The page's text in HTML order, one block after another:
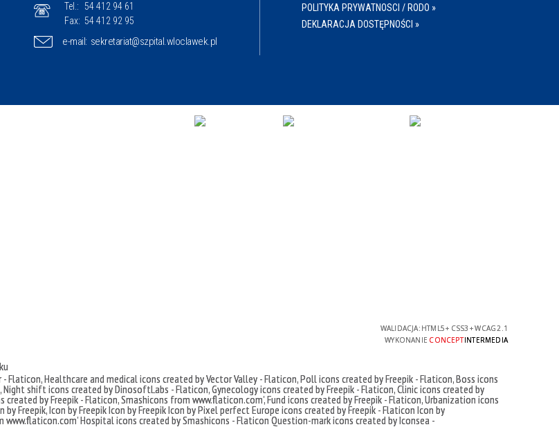
Tel.: 54 412 94 61
Fax: 54 412 92 95
e-mail: sekretariat@szpital.wloclawek.pl
POLITYKA PRYWATNOSCI / RODO »
DEKLARACJA DOSTĘPNOŚCI »
- Flaticon,Healthcare and medical icons created by Vector Valley - Flaticon,Poll icons created by Freepik - Flaticon,Boss icons
,Night shift icons created by DinosoftLabs - Flaticon,Gynecology icons created by Freepik - Flaticon,Clinic icons created by
created by Freepik - Flaticon,Smashicons from www.flaticon.com',Fund icons created by Freepik - Flaticon,Urbanization icons
by Freepik,Icon by FreepikIcon by FreepikIcon by Pixel perfectEurope icons created by Freepik - Flaticon Icon by
www.flaticon.com'Hospital icons created by Smashicons - Flaticon Question-mark icons created by Iconsea -
WALIDACJA: HTML5+ CSS3 +WCAG 2.1
WYKONANIE CONCEPTINTERMEDIA